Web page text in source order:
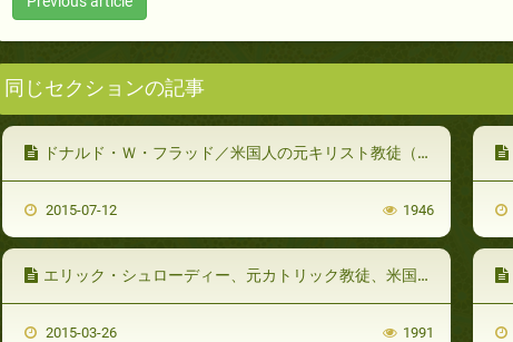
同じセクションの記事
ドナルド・Ｗ・フラッド／米国人の元キリスト教徒（1/4）
2015-07-12 1946
エリック・シュローディー、元カトリック教徒、米国（1/2）
2015-03-26 1991